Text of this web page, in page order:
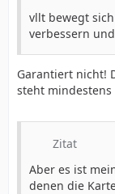
vllt bewegt
verbessern
Garantiert nicht!
steht mindestens
Zitat
Aber es ist
denen die